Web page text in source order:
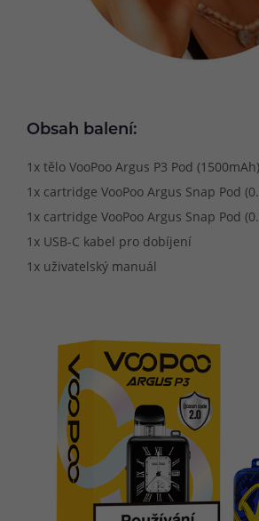
Obsah balení:
1x tělo VooPoo Argus P3 Pod (1500mAh)
1x cartridge VooPoo Argus Snap Pod
1x cartridge VooPoo Argus Snap Pod
1x USB-C kabel pro dobíjení
1x uživatelský manuál